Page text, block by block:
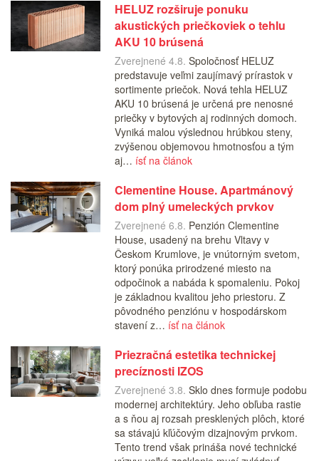
HELUZ rozširuje ponuku
akustických priečkoviek o tehlu
AKU 10 brúsená
Zverejnené 4.8. Spoločnosť HELUZ
predstavuje veľmi zaujímavý prírastok v
sortimente priečok. Nová tehla HELUZ
AKU 10 brúsená je určená pre nenosné
priečky v bytových aj rodinných domoch.
Vyniká malou výslednou hrúbkou steny,
zvýšenou objemovou hmotnosťou a tým
aj… ísť na článok
Clementine House. Apartmánový
dom plný umeleckých prvkov
Zverejnené 6.8. Penzión Clementine
House, usadený na brehu Vltavy v
Českom Krumlove, je vnútorným svetom,
ktorý ponúka prirodzené miesto na
odpočinok a nabáda k spomaleniu. Pokoj
je základnou kvalitou jeho priestoru. Z
pôvodného penziónu v hospodárskom
stavení z… ísť na článok
Priezračná estetika technickej
precíznosti IZOS
Zverejnené 3.8. Sklo dnes formuje podobu
modernej architektúry. Jeho obľuba rastie
a s ňou aj rozsah presklených plôch, ktoré
sa stávajú kľúčovým dizajnovým prvkom.
Tento trend však prináša nové technické